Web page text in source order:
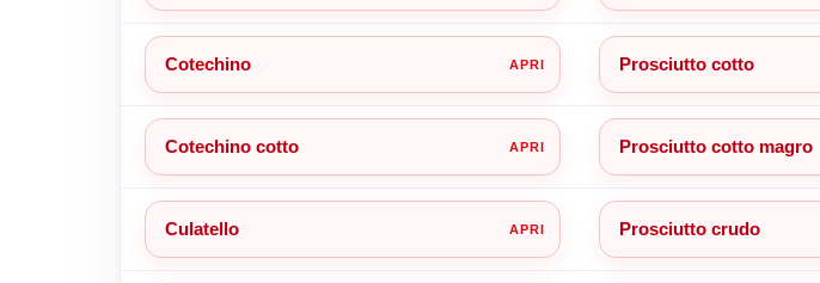
Cotechino Prosciutto cotto
Cotechino cotto Prosciutto cotto magro
Culatello Prosciutto crudo